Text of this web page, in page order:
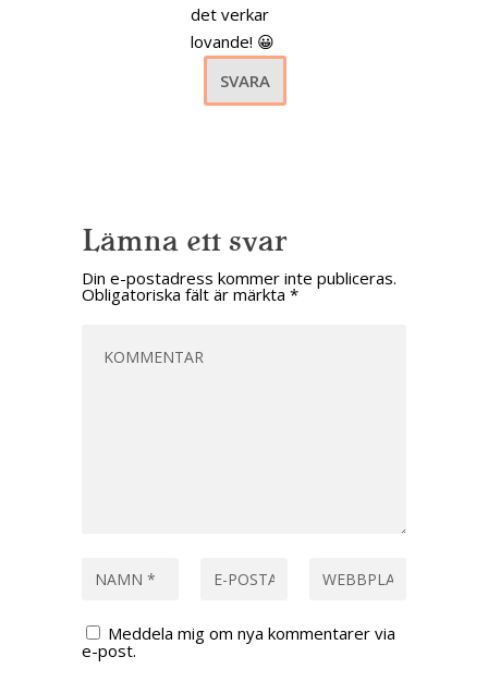
det verkar
lovande! 😀
SVARA
Lämna ett svar
Din e-postadress kommer inte publiceras.
Obligatoriska fält är märkta *
Meddela mig om nya kommentarer via
e-post.